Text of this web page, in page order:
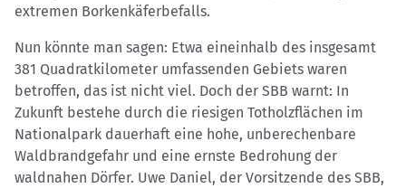
extremen Borkenkäferbefalls.
Nun könnte man sagen: Etwa eineinhalb des insgesamt
381 Quadratkilometer umfassenden Gebiets waren
betroffen, das ist nicht viel. Doch der SBB warnt: In
Zukunft bestehe durch die riesigen Totholzflächen im
Nationalpark dauerhaft eine hohe, unberechenbare
Waldbrandgefahr und eine ernste Bedrohung der
waldnahen Dörfer. Uwe Daniel, der Vorsitzende des SBB,